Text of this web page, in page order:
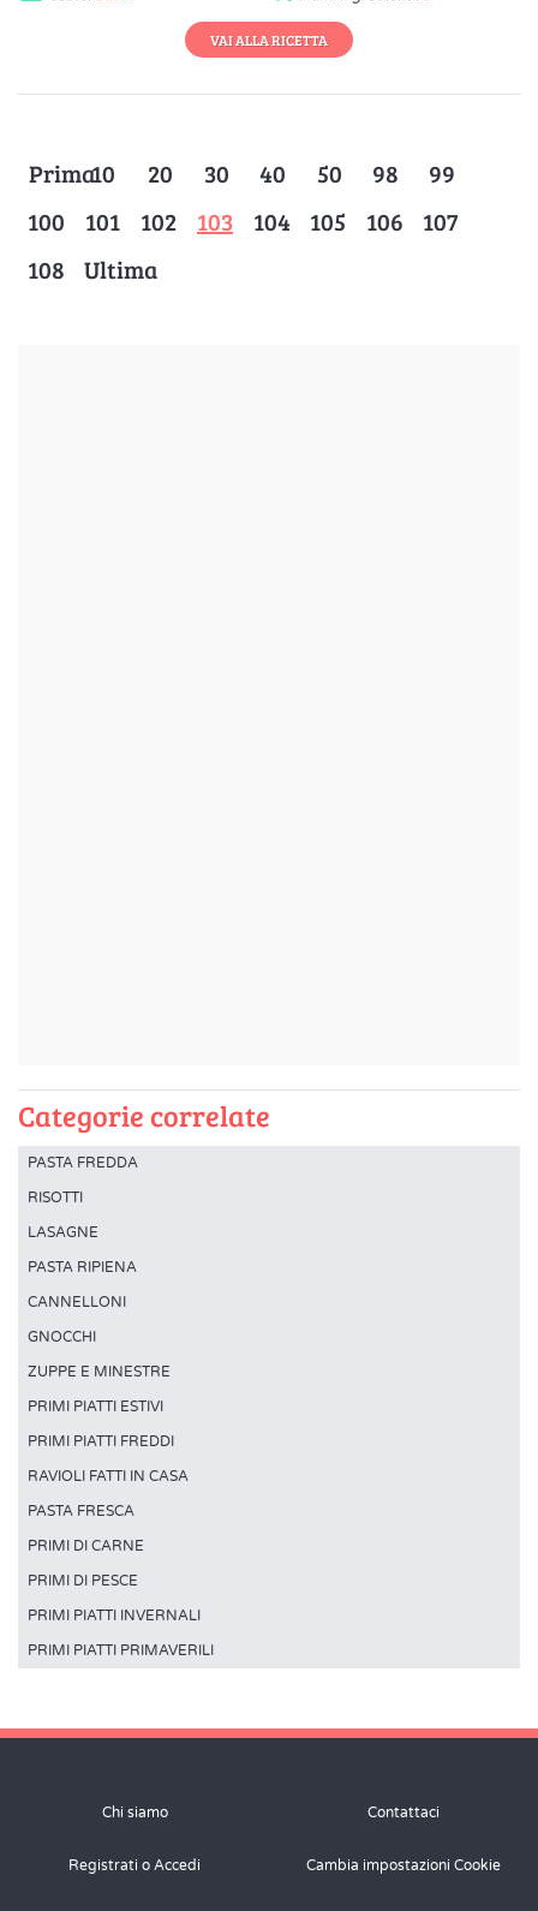
VAI ALLA RICETTA
Prima10 20 30 40 50 98
99
100
101 102 103 104 105 106
107
108
Ultima
Categorie correlate
PASTA FREDDA
RISOTTI
LASAGNE
PASTA RIPIENA
CANNELLONI
GNOCCHI
ZUPPE E MINESTRE
PRIMI PIATTI ESTIVI
PRIMI PIATTI FREDDI
RAVIOLI FATTI IN CASA
PASTA FRESCA
PRIMI DI CARNE
PRIMI DI PESCE
PRIMI PIATTI INVERNALI
PRIMI PIATTI PRIMAVERILI
Chi siamo Contattaci
Registrati o Accedi Cambia impostazioni Cookie